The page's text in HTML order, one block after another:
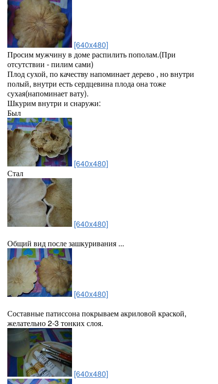
[640x480]
Просим мужчину в доме распилить пополам.(При
отсутствии - пилим сами)
Плод сухой, по качеству напоминает дерево , но внутри
полый, внутри есть сердцевина плода она тоже
сухая(напоминает вату).
Шкурим внутри и снаружи:
Был
[640x480]
Стал
[640x480]
Общий вид после зашкуривания ...
[640x480]
Составные патиссона покрываем акриловой краской,
желательно 2-3 тонких слоя.
[640x480]